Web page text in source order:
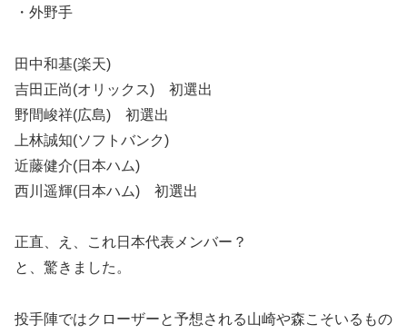
・外野手
田中和基(楽天)
吉田正尚(オリックス) 初選出
野間峻祥(広島) 初選出
上林誠知(ソフトバンク)
近藤健介(日本ハム)
西川遥輝(日本ハム) 初選出
正直、え、これ日本代表メンバー？
と、驚きました。
投手陣ではクローザーと予想される山崎や森こそいるもの